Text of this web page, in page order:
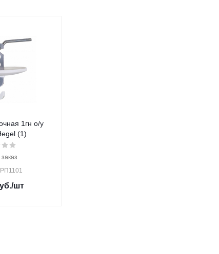
1гн о/у
(1)
/шт